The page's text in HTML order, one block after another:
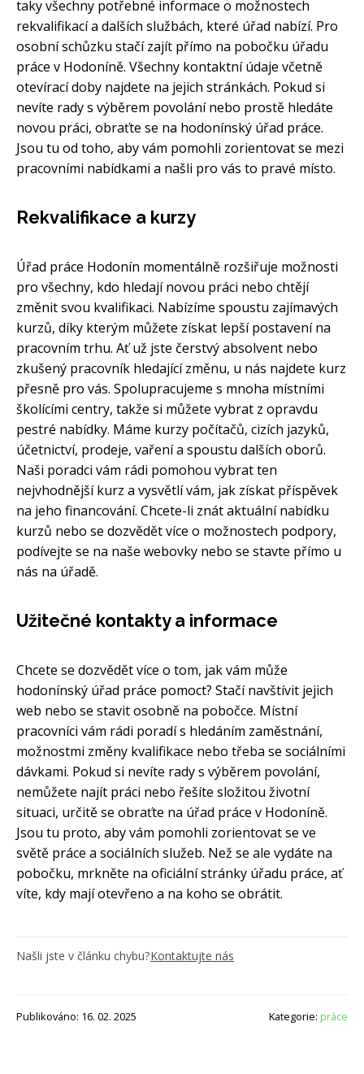
taky všechny potřebné informace o možnostech
rekvalifikací a dalších službách, které úřad nabízí. Pro
osobní schůzku stačí zajít přímo na pobočku úřadu
práce v Hodoníně. Všechny kontaktní údaje včetně
otevírací doby najdete na jejich stránkách. Pokud si
nevíte rady s výběrem povolání nebo prostě hledáte
novou práci, obraťte se na hodonínský úřad práce.
Jsou tu od toho, aby vám pomohli zorientovat se mezi
pracovními nabídkami a našli pro vás to pravé místo.
Rekvalifikace a kurzy
Úřad práce Hodonín momentálně rozšiřuje možnosti
pro všechny, kdo hledají novou práci nebo chtějí
změnit svou kvalifikaci. Nabízíme spoustu zajímavých
kurzů, díky kterým můžete získat lepší postavení na
pracovním trhu. Ať už jste čerstvý absolvent nebo
zkušený pracovník hledající změnu, u nás najdete kurz
přesně pro vás. Spolupracujeme s mnoha místními
školícími centry, takže si můžete vybrat z opravdu
pestré nabídky. Máme kurzy počítačů, cizích jazyků,
účetnictví, prodeje, vaření a spoustu dalších oborů.
Naši poradci vám rádi pomohou vybrat ten
nejvhodnější kurz a vysvětlí vám, jak získat příspěvek
na jeho financování. Chcete-li znát aktuální nabídku
kurzů nebo se dozvědět více o možnostech podpory,
podívejte se na naše webovky nebo se stavte přímo u
nás na úřadě.
Užitečné kontakty a informace
Chcete se dozvědět více o tom, jak vám může
hodonínský úřad práce pomoct? Stačí navštívit jejich
web nebo se stavit osobně na pobočce. Místní
pracovníci vám rádi poradí s hledáním zaměstnání,
možnostmi změny kvalifikace nebo třeba se sociálními
dávkami. Pokud si nevíte rady s výběrem povolání,
nemůžete najít práci nebo řešíte složitou životní
situaci, určitě se obraťte na úřad práce v Hodoníně.
Jsou tu proto, aby vám pomohli zorientovat se ve
světě práce a sociálních služeb. Než se ale vydáte na
pobočku, mrkněte na oficiální stránky úřadu práce, ať
víte, kdy mají otevřeno a na koho se obrátit.
Našli jste v článku chybu?Kontaktujte nás
Publikováno: 16. 02. 2025 Kategorie: práce